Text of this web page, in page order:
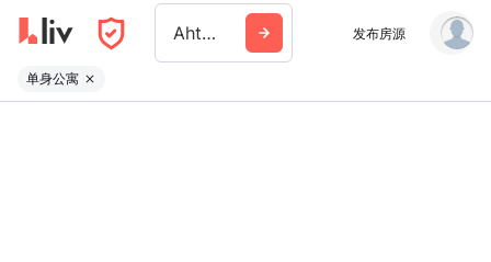
Ahtanum 发布房源
单身公寓